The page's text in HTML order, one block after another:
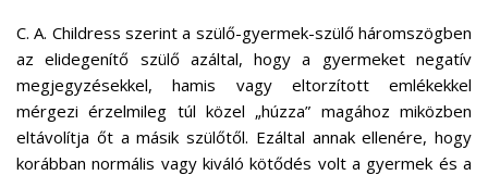
C. A. Childress szerint a szülő-gyermek-szülő háromszögben
az elidegenítő szülő azáltal, hogy a gyermeket negatív
megjegyzésekkel, hamis vagy eltorzított emlékekkel
mérgezi érzelmileg túl közel „húzza” magához miközben
eltávolítja őt a másik szülőtől. Ezáltal annak ellenére, hogy
korábban normális vagy kiváló kötődés volt a gyermek és a